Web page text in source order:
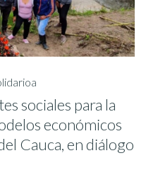
sociales para la
económicos
Cauca, en diálogo